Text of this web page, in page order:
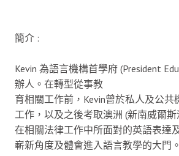
簡介 :
Kevin 為語言機構首學府 (President
辦人。在轉型從事教
育相關工作前，Kevin曾於私人及公共
工作，以及之後考取澳洲 (新南威爾
在相關法律工作中所面對的英語表達
嶄新角度及體會進入語言教學的大門。